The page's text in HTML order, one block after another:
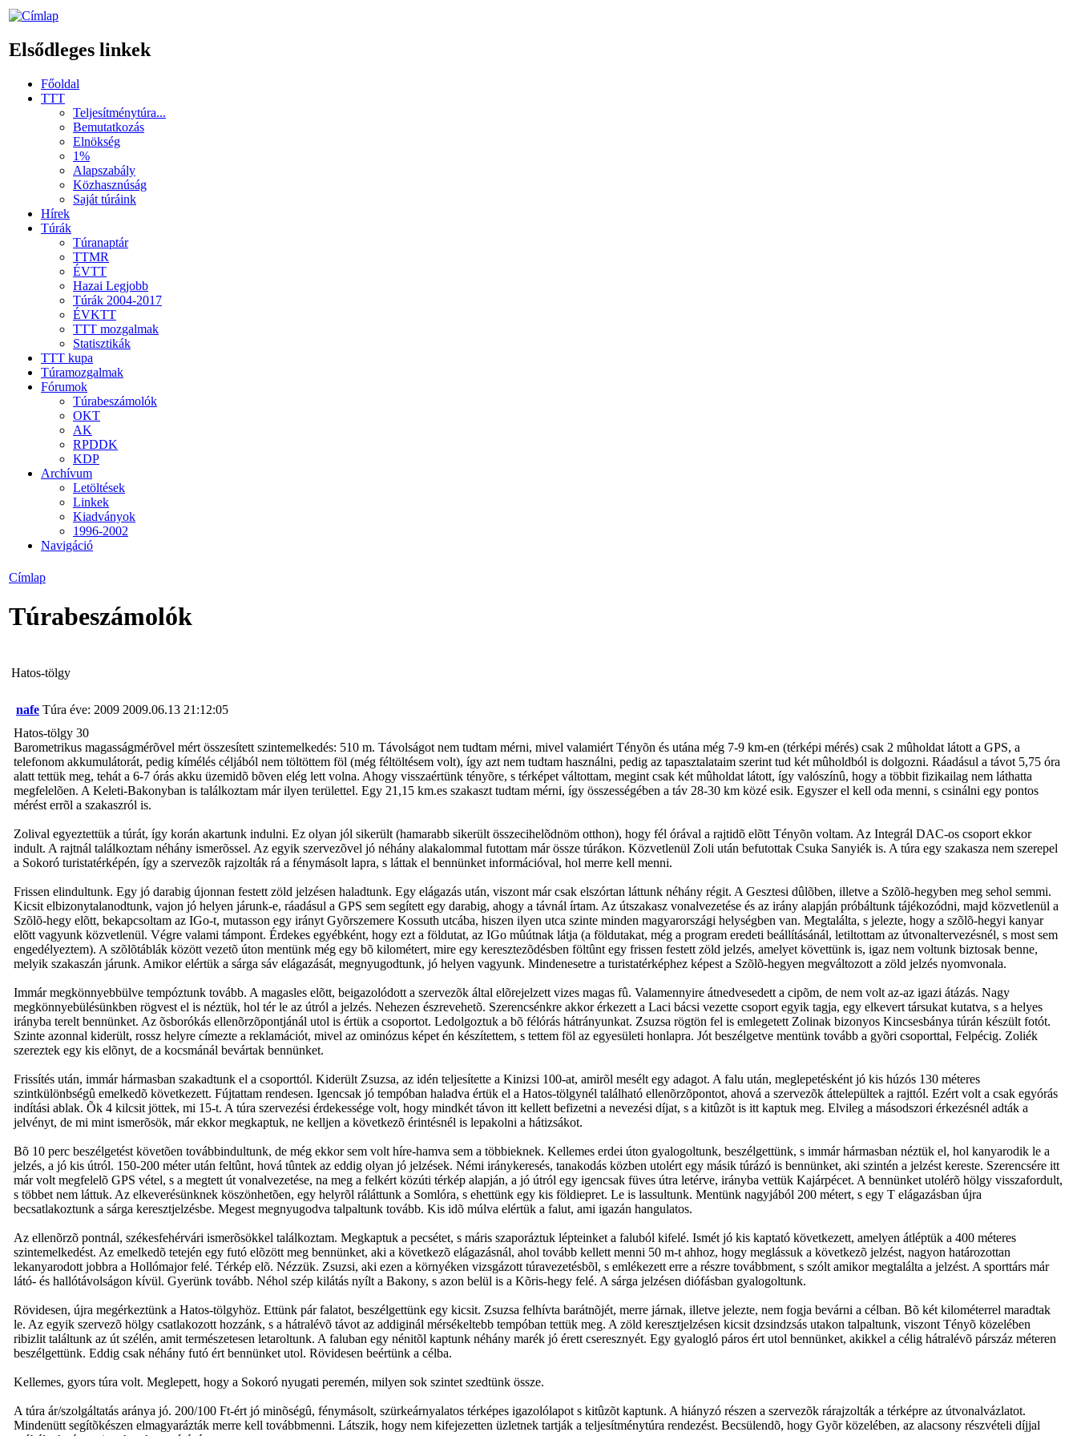
Elsődleges linkek
Főoldal
TTT
Teljesítménytúra...
Bemutatkozás
Elnökség
1%
Alapszabály
Közhasznúság
Saját túráink
Hírek
Túrák
Túranaptár
TTMR
ÉVTT
Hazai Legjobb
Túrák 2004-2017
ÉVKTT
TTT mozgalmak
Statisztikák
TTT kupa
Túramozgalmak
Fórumok
Túrabeszámolók
OKT
AK
RPDDK
KDP
Archívum
Letöltések
Linkek
Kiadványok
1996-2002
Navigáció
Címlap
Túrabeszámolók
Hatos-tölgy
nafe Túra éve: 2009 2009.06.13 21:12:05
Hatos-tölgy 30
Barometrikus magasságmérõvel mért összesített szintemelkedés: 510 m. Távolságot nem tudtam mérni, mivel valamiért Tényõn és utána még 7-9 km-en (térképi mérés) csak 2 mûholdat látott a GPS, a
telefonom akkumulátorát, pedig kímélés céljából nem töltöttem föl (még féltöltésem volt), így azt nem tudtam használni, pedig az tapasztalataim szerint tud két mûholdból is dolgozni. Ráadásul a távot 5,75 óra
alatt tettük meg, tehát a 6-7 órás akku üzemidõ bõven elég lett volna. Ahogy visszaértünk tényõre, s térképet váltottam, megint csak két mûholdat látott, így valószínû, hogy a többit fizikailag nem láthatta
megfelelõen. A Keleti-Bakonyban is találkoztam már ilyen területtel. Egy 21,15 km.es szakaszt tudtam mérni, így összességében a táv 28-30 km közé esik. Egyszer el kell oda menni, s csinálni egy pontos
mérést errõl a szakaszról is.
Zolival egyeztettük a túrát, így korán akartunk indulni. Ez olyan jól sikerült (hamarabb sikerült összecihelõdnöm otthon), hogy fél órával a rajtidõ elõtt Tényõn voltam. Az Integrál DAC-os csoport ekkor
indult. A rajtnál találkoztam néhány ismerõssel. Az egyik szervezõvel jó néhány alakalommal futottam már össze túrákon. Közvetlenül Zoli után befutottak Csuka Sanyiék is. A túra egy szakasza nem szerepel
a Sokoró turistatérképén, így a szervezõk rajzolták rá a fénymásolt lapra, s láttak el bennünket információval, hol merre kell menni.
Frissen elindultunk. Egy jó darabig újonnan festett zöld jelzésen haladtunk. Egy elágazás után, viszont már csak elszórtan láttunk néhány régit. A Gesztesi dûlõben, illetve a Szõlõ-hegyben meg sehol semmi.
Kicsit elbizonytalanodtunk, vajon jó helyen járunk-e, ráadásul a GPS sem segített egy darabig, ahogy a távnál írtam. Az útszakasz vonalvezetése és az irány alapján próbáltunk tájékozódni, majd közvetlenül a
Szõlõ-hegy elõtt, bekapcsoltam az IGo-t, mutasson egy irányt Gyõrszemere Kossuth utcába, hiszen ilyen utca szinte minden magyarországi helységben van. Megtalálta, s jelezte, hogy a szõlõ-hegyi kanyar
elõtt vagyunk közvetlenül. Végre valami támpont. Érdekes egyébként, hogy ezt a földutat, az IGo mûútnak látja (a földutakat, még a program eredeti beállításánál, letiltottam az útvonaltervezésnél, s most sem
engedélyeztem). A szõlõtáblák között vezetõ úton mentünk még egy bõ kilométert, mire egy keresztezõdésben föltûnt egy frissen festett zöld jelzés, amelyet követtünk is, igaz nem voltunk biztosak benne,
melyik szakaszán járunk. Amikor elértük a sárga sáv elágazását, megnyugodtunk, jó helyen vagyunk. Mindenesetre a turistatérképhez képest a Szõlõ-hegyen megváltozott a zöld jelzés nyomvonala.
Immár megkönnyebbülve tempóztunk tovább. A magasles elõtt, beigazolódott a szervezõk által elõrejelzett vizes magas fû. Valamennyire átnedvesedett a cipõm, de nem volt az-az igazi átázás. Nagy
megkönnyebülésünkben rögvest el is néztük, hol tér le az útról a jelzés. Nehezen észrevehetõ. Szerencsénkre akkor érkezett a Laci bácsi vezette csoport egyik tagja, egy elkevert társukat kutatva, s a helyes
irányba terelt bennünket. Az õsborókás ellenõrzõpontjánál utol is értük a csoportot. Ledolgoztuk a bõ félórás hátrányunkat. Zsuzsa rögtön fel is emlegetett Zolinak bizonyos Kincsesbánya túrán készült fotót.
Szinte azonnal kiderült, rossz helyre címezte a reklamációt, mivel az ominózus képet én készítettem, s tettem föl az egyesületi honlapra. Jót beszélgetve mentünk tovább a gyõri csoporttal, Felpécig. Zoliék
szereztek egy kis elõnyt, de a kocsmánál bevártak bennünket.
Frissítés után, immár hármasban szakadtunk el a csoporttól. Kiderült Zsuzsa, az idén teljesítette a Kinizsi 100-at, amirõl mesélt egy adagot. A falu után, meglepetésként jó kis húzós 130 méteres
szintkülönbségû emelkedõ következett. Fújtattam rendesen. Igencsak jó tempóban haladva értük el a Hatos-tölgynél található ellenõrzõpontot, ahová a szervezõk áttelepültek a rajttól. Ezért volt a csak egyórás
indítási ablak. Õk 4 kilcsit jöttek, mi 15-t. A túra szervezési érdekessége volt, hogy mindkét távon itt kellett befizetni a nevezési díjat, s a kitûzõt is itt kaptuk meg. Elvileg a másodszori érkezésnél adták a
jelvényt, de mi mint ismerõsök, már ekkor megkaptuk, ne kelljen a következõ érintésnél is lepakolni a hátizsákot.
Bõ 10 perc beszélgetést követõen továbbindultunk, de még ekkor sem volt híre-hamva sem a többieknek. Kellemes erdei úton gyalogoltunk, beszélgettünk, s immár hármasban néztük el, hol kanyarodik le a
jelzés, a jó kis útról. 150-200 méter után feltûnt, hová tûntek az eddig olyan jó jelzések. Némi iránykeresés, tanakodás közben utolért egy másik túrázó is bennünket, aki szintén a jelzést kereste. Szerencsére itt
már volt megfelelõ GPS vétel, s a megtett út vonalvezetése, na meg a felkért közúti térkép alapján, a jó útról egy igencsak füves útra letérve, irányba vettük Kajárpécet. A bennünket utolérõ hölgy visszafordult,
s többet nem láttuk. Az elkeverésünknek köszönhetõen, egy helyrõl ráláttunk a Somlóra, s ehettünk egy kis földiepret. Le is lassultunk. Mentünk nagyjából 200 métert, s egy T elágazásban újra
becsatlakoztunk a sárga keresztjelzésbe. Megest megnyugodva talpaltunk tovább. Kis idõ múlva elértük a falut, ami igazán hangulatos.
Az ellenõrzõ pontnál, székesfehérvári ismerõsökkel találkoztam. Megkaptuk a pecsétet, s máris szaporáztuk lépteinket a faluból kifelé. Ismét jó kis kaptató következett, amelyen átléptük a 400 méteres
szintemelkedést. Az emelkedõ tetején egy futó elõzött meg bennünket, aki a következõ elágazásnál, ahol tovább kellett menni 50 m-t ahhoz, hogy meglássuk a következõ jelzést, nagyon határozottan
lekanyarodott jobbra a Hollómajor felé. Térkép elõ. Nézzük. Zsuzsi, aki ezen a környéken vizsgázott túravezetésbõl, s emlékezett erre a részre továbbment, s szólt amikor megtalálta a jelzést. A sporttárs már
látó- és hallótávolságon kívül. Gyerünk tovább. Néhol szép kilátás nyílt a Bakony, s azon belül is a Kõris-hegy felé. A sárga jelzésen diófásban gyalogoltunk.
Rövidesen, újra megérkeztünk a Hatos-tölgyhöz. Ettünk pár falatot, beszélgettünk egy kicsit. Zsuzsa felhívta barátnõjét, merre járnak, illetve jelezte, nem fogja bevárni a célban. Bõ két kilométerrel maradtak
le. Az egyik szervezõ hölgy csatlakozott hozzánk, s a hátralévõ távot az addiginál mérsékeltebb tempóban tettük meg. A zöld keresztjelzésen kicsit dzsindzsás utakon talpaltunk, viszont Tényõ közelében
ribizlit találtunk az út szélén, amit természetesen letaroltunk. A faluban egy nénitõl kaptunk néhány marék jó érett cseresznyét. Egy gyalogló páros ért utol bennünket, akikkel a célig hátralévõ párszáz méteren
beszélgettünk. Eddig csak néhány futó ért bennünket utol. Rövidesen beértünk a célba.
Kellemes, gyors túra volt. Meglepett, hogy a Sokoró nyugati peremén, milyen sok szintet szedtünk össze.
A túra ár/szolgáltatás aránya jó. 200/100 Ft-ért jó minõségû, fénymásolt, szürkeárnyalatos térképes igazolólapot s kitûzõt kaptunk. A hiányzó részen a szervezõk rárajzolták a térképre az útvonalvázlatot.
Mindenütt segítõkészen elmagyarázták merre kell továbbmenni. Látszik, hogy nem kifejezetten üzletnek tartják a teljesítménytúra rendezést. Becsülendõ, hogy Gyõr közelében, az alacsony részvételi díjjal